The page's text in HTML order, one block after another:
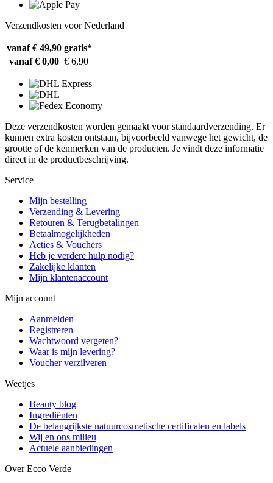
Verzendkosten voor Nederland
vanaf € 49,90 gratis*
vanaf € 0,00 € 6,90
Deze verzendkosten worden gemaakt voor standaardverzending. Er
kunnen extra kosten ontstaan, bijvoorbeeld vanwege het gewicht, de
grootte of de kenmerken van de producten. Je vindt deze informatie
direct in de productbeschrijving.
Service
Mijn bestelling
Verzending & Levering
Retouren & Terugbetalingen
Betaalmogelijkheden
Acties & Vouchers
Heb je verdere hulp nodig?
Zakelijke klanten
Mijn klantenaccount
Mijn account
Aanmelden
Registreren
Wachtwoord vergeten?
Waar is mijn levering?
Voucher verzilveren
Weetjes
Beauty blog
Ingrediënten
De belangrijkste natuurcosmetische certificaten en labels
Wij en ons milieu
Actuele aanbiedingen
Over Ecco Verde